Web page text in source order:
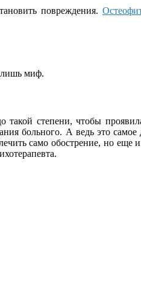
повреждения.
лишь миф.
степени, чтобы
больного. А ведь это
само обострение, но еще